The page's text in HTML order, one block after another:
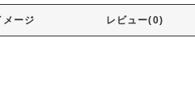
メージ レビュー(0)